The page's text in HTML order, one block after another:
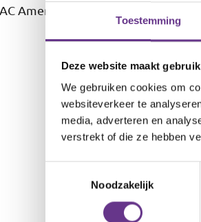
Toestemming
Deze website maakt
We gebruiken cookies om
websiteverkeer te
media, adverteren en
verstrekt of die ze hebben
Noodzakelijk
Amersfoort